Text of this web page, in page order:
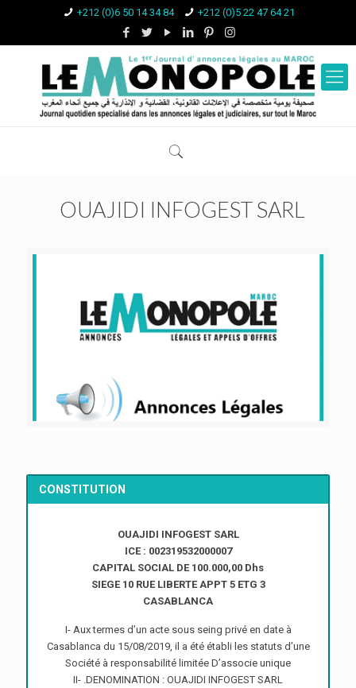
+212 (0)6 50 14 34 84 +212 (0)5 22 47 64 21
OUAJIDI INFOGEST SARL
CONSTITUTION
OUAJIDI INFOGEST SARL
ICE : 002319532000007
CAPITAL SOCIAL DE 100.000,00 Dhs
SIEGE 10 RUE LIBERTE APPT 5 ETG 3
CASABLANCA
I- Aux termes d’un acte sous seing privé en date à
Casablanca du 15/08/2019, il a été établi les statuts d’une
Société à responsabilité limitée D’associe unique
II- .DENOMINATION : OUAJIDI INFOGEST SARL